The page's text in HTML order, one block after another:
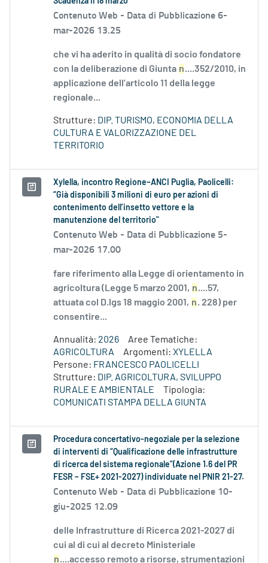
Contenuto Web - Data di Pubblicazione 6-
mar-2026 13.25
che vi ha aderito in qualità di socio fondatore
con la deliberazione di Giunta n....352/2010, in
applicazione dell’articolo 11 della legge
regionale...
Strutture: DIP. TURISMO, ECONOMIA DELLA
CULTURA E VALORIZZAZIONE DEL
TERRITORIO
Xylella, incontro Regione–ANCI Puglia, Paolicelli:
“Già disponibili 3 milioni di euro per azioni di
contenimento dell’insetto vettore e la
manutenzione del territorio"
Contenuto Web - Data di Pubblicazione 5-
mar-2026 17.00
fare riferimento alla Legge di orientamento in
agricoltura (Legge 5 marzo 2001, n....57,
attuata col D.lgs 18 maggio 2001, n. 228) per
consentire...
Annualità: 2026
Aree Tematiche:
AGRICOLTURA
Argomenti: XYLELLA
Persone: FRANCESCO PAOLICELLI
Strutture: DIP. AGRICOLTURA, SVILUPPO
RURALE E AMBIENTALE
Tipologia:
COMUNICATI STAMPA DELLA GIUNTA
Procedura concertativo-negoziale per la selezione
di interventi di “Qualificazione delle infrastrutture
di ricerca del sistema regionale”(Azione 1.6 del PR
FESR – FSE+ 2021-2027) individuate nel PNIR 21-27.
Contenuto Web - Data di Pubblicazione 10-
giu-2025 12.09
delle Infrastrutture di Ricerca 2021-2027 di
cui al di cui al decreto Ministeriale
n....accesso remoto a risorse, strumentazioni